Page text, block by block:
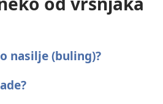
nasilje (buling)?